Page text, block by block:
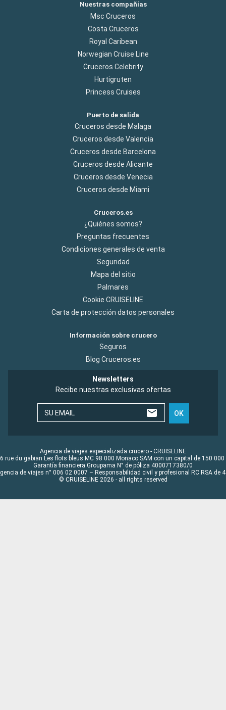
Nuestras compañías
Msc Cruceros
Costa Cruceros
Royal Caribean
Norwegian Cruise Line
Cruceros Celebrity
Hurtigruten
Princess Cruises
Puerto de salida
Cruceros desde Malaga
Cruceros desde Valencia
Cruceros desde Barcelona
Cruceros desde Alicante
Cruceros desde Venecia
Cruceros desde Miami
Cruceros.es
¿Quiénes somos?
Preguntas frecuentes
Condiciones generales de venta
Seguridad
Mapa del sitio
Palmares
Cookie CRUISELINE
Carta de protección datos personales
Información sobre crucero
Seguros
Blog Cruceros.es
Newsletters
Recibe nuestras exclusivas ofertas
SU EMAIL OK
Agencia de viajes especializada crucero - CRUISELINE
rue du gabian Les flots bleus MC 98 000 Monaco SAM con un capital de 150 000
Garantía financiera Groupama N° de póliza 4000717380/0
de viajes n° 006 02 0007 – Responsabilidad civil y profesional RC RSA de
© CRUISELINE 2026 - all rights reserved